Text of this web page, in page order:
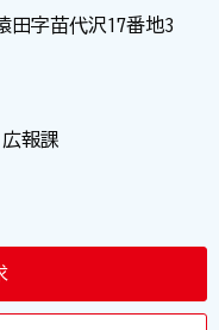
字苗代沢17番地3
報課